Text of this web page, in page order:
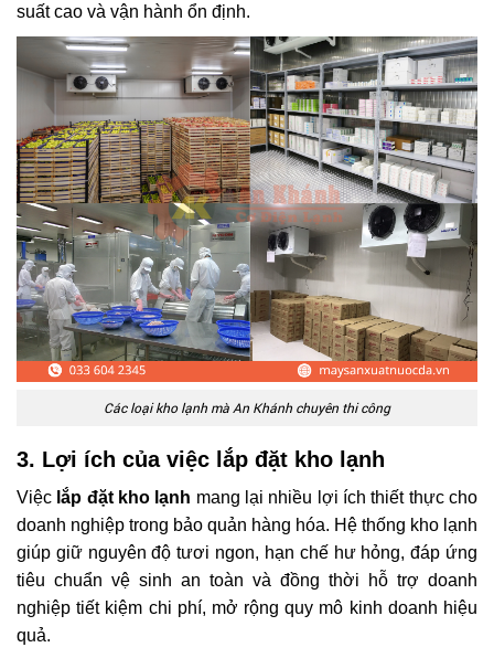
suất cao và vận hành ổn định.
Các loại kho lạnh mà An Khánh chuyên thi công
3. Lợi ích của việc lắp đặt kho lạnh
Việc lắp đặt kho lạnh mang lại nhiều lợi ích thiết thực cho
doanh nghiệp trong bảo quản hàng hóa. Hệ thống kho lạnh
giúp giữ nguyên độ tươi ngon, hạn chế hư hỏng, đáp ứng
tiêu chuẩn vệ sinh an toàn và đồng thời hỗ trợ doanh
nghiệp tiết kiệm chi phí, mở rộng quy mô kinh doanh hiệu
quả.